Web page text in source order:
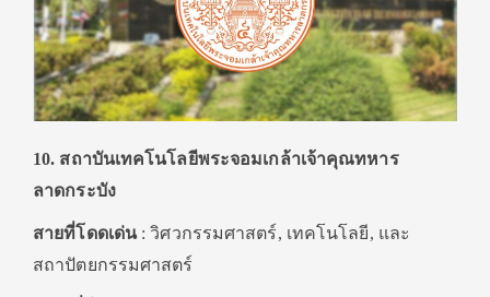
10. สถาบันเทคโนโลยีพระจอมเกล้าเจ้าคุณทหาร
ลาดกระบัง
สายที่โดดเด่น: วิศวกรรมศาสตร์, เทคโนโลยี, และ
สถาปัตยกรรมศาสตร์